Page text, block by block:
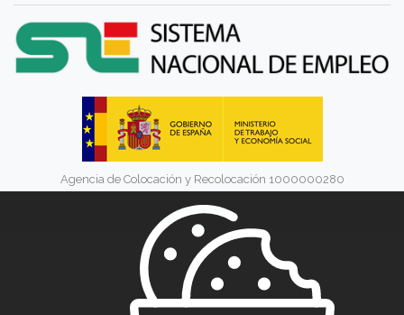
Agencia de Colocación y Recolocación 1000000280